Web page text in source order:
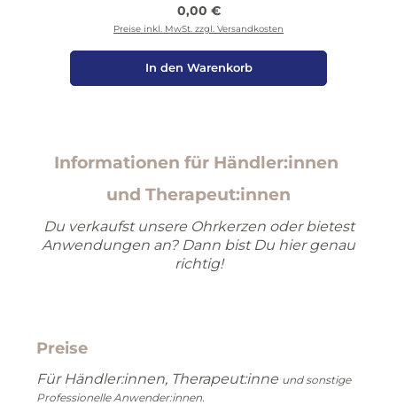
Regulärer Preis:
0,00 €
Preise inkl. MwSt. zzgl. Versandkosten
In den Warenkorb
Informationen für Händler:innen
und Therapeut:innen
Du verkaufst unsere Ohrkerzen oder bietest
Anwendungen an? Dann bist Du hier genau
richtig!
Preise
Für Händler:innen, Therapeut:inne und sonstige
Professionelle Anwender:innen.